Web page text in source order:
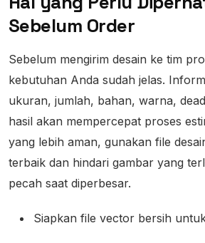
Sebelum Order
Sebelum mengirim desain ke tim
kebutuhan Anda sudah jelas.
ukuran, jumlah, bahan, warna,
hasil akan mempercepat proses
yang lebih aman, gunakan file
terbaik dan hindari gambar yang
pecah saat diperbesar.
Siapkan file vector bersih